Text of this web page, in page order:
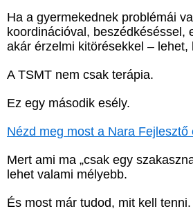
Ha a gyermekednek problémái
koordinációval, beszédkéséssel,
akár érzelmi kitörésekkel – lehet,
A TSMT nem csak terápia.
Ez egy második esély.
Nézd meg most a Nara Fejlesztő
Mert ami ma „csak egy
lehet valami mélyebb.
És most már tudod, mit kell tenni.